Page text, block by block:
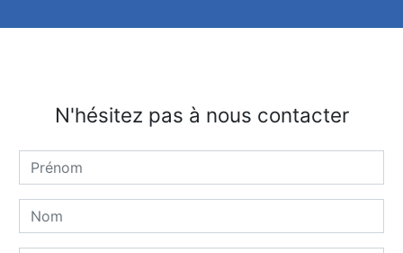
N'hésitez pas à nous contacter